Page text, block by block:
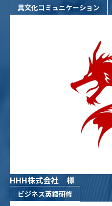
異文化コミュニケーション
HHH株式会社 様
ビジネス英語研修